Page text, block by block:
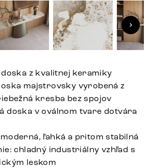
z kvalitnej keramiky
majstrovsky vyrobená z
kresba bez spojov
doska v oválnom tvare dotvára
ľahká a pritom stabilná
chladný industriálny vzhľad s
leskom